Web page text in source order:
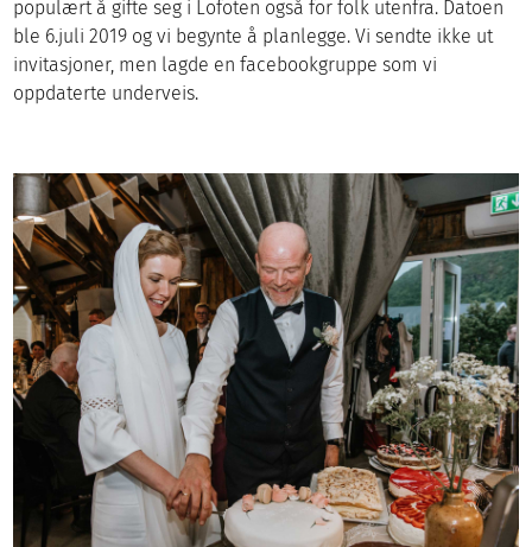
populært å gifte seg i Lofoten også for folk utenfra. Datoen
ble 6.juli 2019 og vi begynte å planlegge. Vi sendte ikke ut
invitasjoner, men lagde en facebookgruppe som vi
oppdaterte underveis.